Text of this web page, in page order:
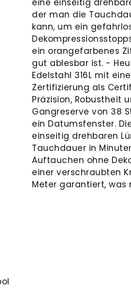
eine einseitig
der man die
kann, um ein
ein orangefarbenes
gut ablesbar ist. -
Edelstahl 316L mit
Zertifizierung als
Präzision, Robustheit
Gangreserve von 38
ein Datumsfenster.
einseitig drehbaren
Tauchdauer in
Auftauchen ohne
einer verschraubten
Meter garantiert, was